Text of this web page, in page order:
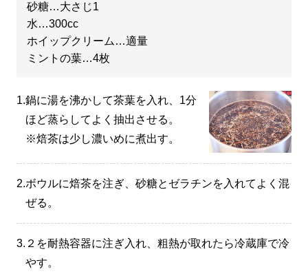
砂糖…大さじ1
水…300cc
ホイップクリーム…適量
ミントの葉…4枚
1.鍋に湯を沸かして茶葉を入れ、1分
ほど蒸らしてよく抽出させる。
※焙茶は少し濃いめに煮出す。
2.ボウルに焙茶を注ぎ、砂糖とゼラチンを入れてよく混
ぜる。
3. ２を耐熱容器に注ぎ入れ、粗熱が取れたら冷蔵庫で冷
やす。